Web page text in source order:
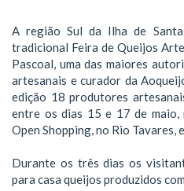
A região Sul da Ilha de
tradicional Feira de Queijos
Pascoal, uma das maiores
artesanais e curador da
edição 18 produtores
entre os dias 15 e 17 de
Open Shopping, no Rio Tavares,
Durante os três dias os
para casa queijos produzidos